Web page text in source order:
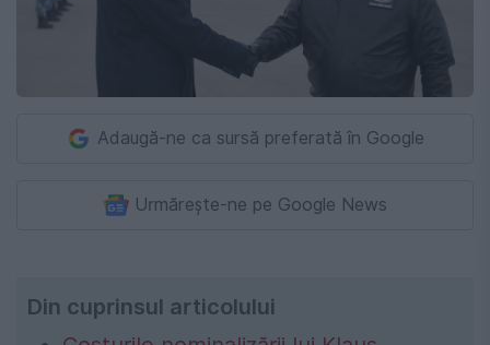
Adaugă-ne ca sursă preferată în Google
Urmărește-ne pe Google News
Din cuprinsul articolului